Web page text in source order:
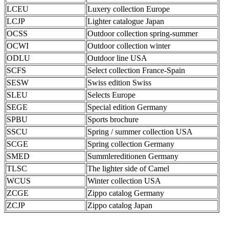
LCEU
Luxery collection Europe
LCJP
Lighter catalogue Japan
OCSS
Outdoor collection spring-summer
OCWI
Outdoor collection winter
ODLU
Outdoor line USA
SCFS
Select collection France-Spain
SESW
Swiss edition Swiss
SLEU
Selects Europe
SEGE
Special edition Germany
SPBU
Sports brochure
SSCU
Spring / summer collection USA
SCGE
Spring collection Germany
SMED
Summlereditionen Germany
TLSC
The lighter side of Camel
WCUS
Winter collection USA
ZCGE
Zippo catalog Germany
ZCJP
Zippo catalog Japan